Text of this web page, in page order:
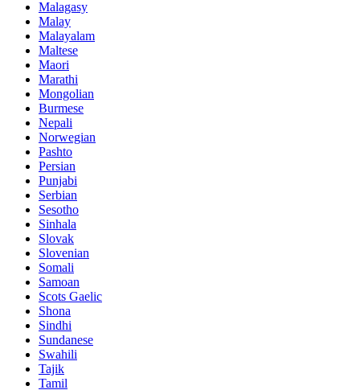
Malagasy
Malay
Malayalam
Maltese
Maori
Marathi
Mongolian
Burmese
Nepali
Norwegian
Pashto
Persian
Punjabi
Serbian
Sesotho
Sinhala
Slovak
Slovenian
Somali
Samoan
Scots Gaelic
Shona
Sindhi
Sundanese
Swahili
Tajik
Tamil